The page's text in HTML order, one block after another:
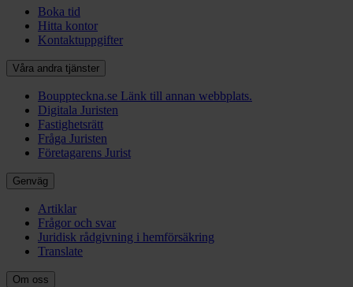
Boka tid
Hitta kontor
Kontaktuppgifter
Våra andra tjänster
Bouppteckna.se Länk till annan webbplats.
Digitala Juristen
Fastighetsrätt
Fråga Juristen
Företagarens Jurist
Genväg
Artiklar
Frågor och svar
Juridisk rådgivning i hemförsäkring
Translate
Om oss